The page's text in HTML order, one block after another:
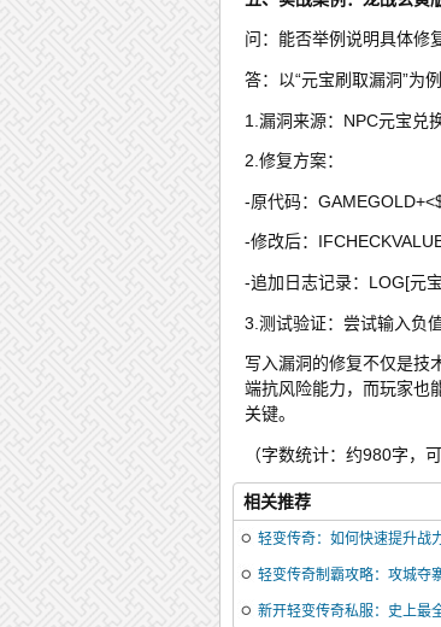
问：能否举例说明具体修
答：以“元宝刷取漏洞”为例
1.漏洞来源：NPC元宝兑
2.修复方案：
-原代码：
-修改后：
-追加日志记录：LOG[元
3.测试验证：尝试输入负
写入漏洞的修复不仅是技
端抗风险能力，而玩家也
关键。
（字数统计：约980字，
相关推荐
轻变传奇：如何快速提升战
轻变传奇制霸攻略：攻城夺
新开轻变传奇私服：史上最